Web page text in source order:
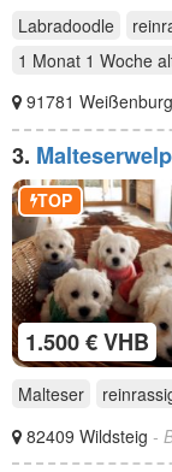
Labradoodle
1 Monat 1 Woche
91781
3.
zuckersüß
1.500 € VHB
TOP
Malteser
82409 Wildsteig -